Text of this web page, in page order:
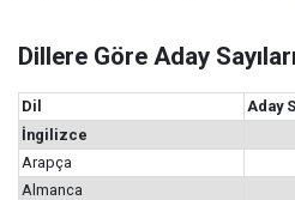
Dillere Göre Aday Sayıları
Dil
Aday
İngilizce
Arapça
Almanca